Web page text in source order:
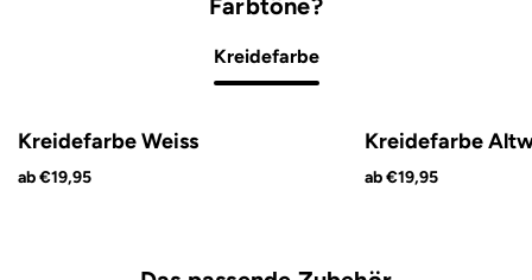
Kreidefarbe
Kreidefarbe Weiss
ab €19,95
Kreidefarbe
ab €19,95